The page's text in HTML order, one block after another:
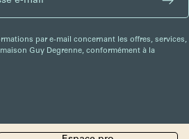
par e-mail concernant les offres, services,
Guy Degrenne, conformément à la